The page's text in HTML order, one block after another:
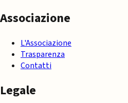
Associazione
L'Associazione
Trasparenza
Contatti
Legale